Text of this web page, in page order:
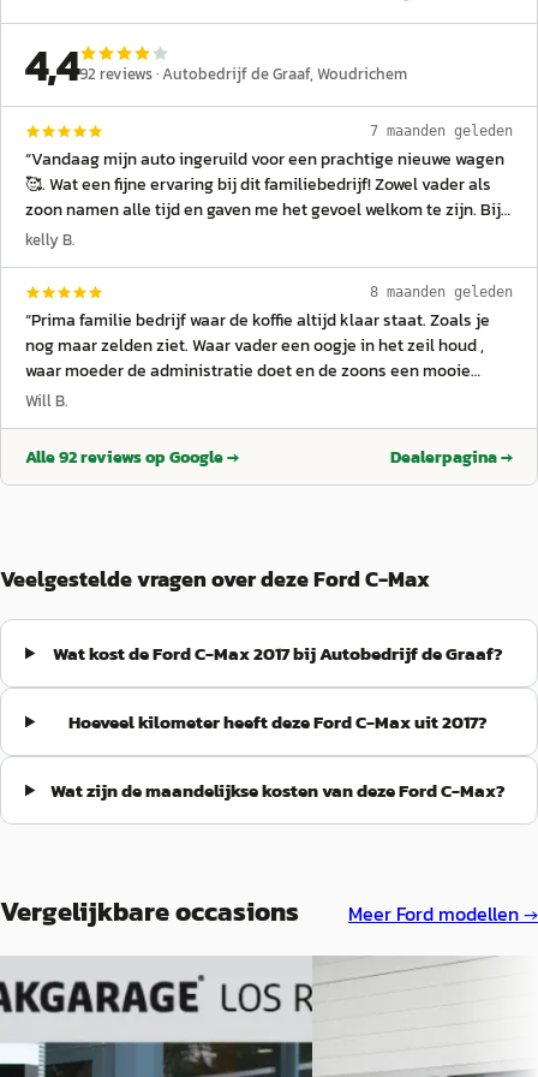
4,492 reviews ·Autobedrijf de Graaf, Woudrichem
7 maanden geleden
“Vandaag mijn auto ingeruild voor een prachtige nieuwe wagen
🥰. Wat een fijne ervaring bij dit familiebedrijf! Zowel vader als
zoon namen alle tijd en gaven me het gevoel welkom te zijn. Bij
het ophalen stond mijn nieuwe auto zelfs klaar met een strik
aanrader! 🙌✨
kelly B.
8 maanden geleden
“Prima familie bedrijf waar de koffie altijd klaar staat. Zoals je
nog maar zelden ziet. Waar vader een oogje in het zeil houd ,
waar moeder de administratie doet en de zoons een mooie
Will B.
Alle92reviews op Google → Dealerpagina →
Veelgestelde vragen over deze Ford C-Max
Wat kost de Ford C-Max 2017 bij Autobedrijf de Graaf?
Hoeveel kilometer heeft deze Ford C-Max uit 2017?
Wat zijn de maandelijkse kosten van deze Ford C-Max?
Vergelijkbare occasions Meer Ford modellen →
A